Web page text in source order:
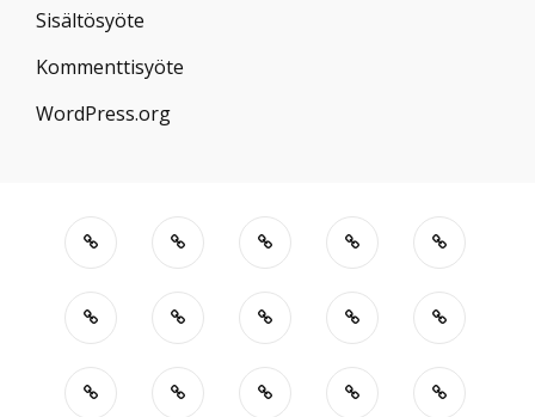
Sisältösyöte
Kommenttisyöte
WordPress.org